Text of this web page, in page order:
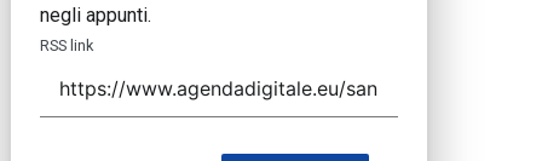
negli appunti.
RSS link